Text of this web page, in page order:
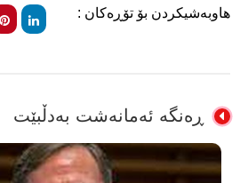
هاوبەشیکردن بۆ تۆڕەکان :
ڕەنگە ئەمانەشت بەدڵبێت